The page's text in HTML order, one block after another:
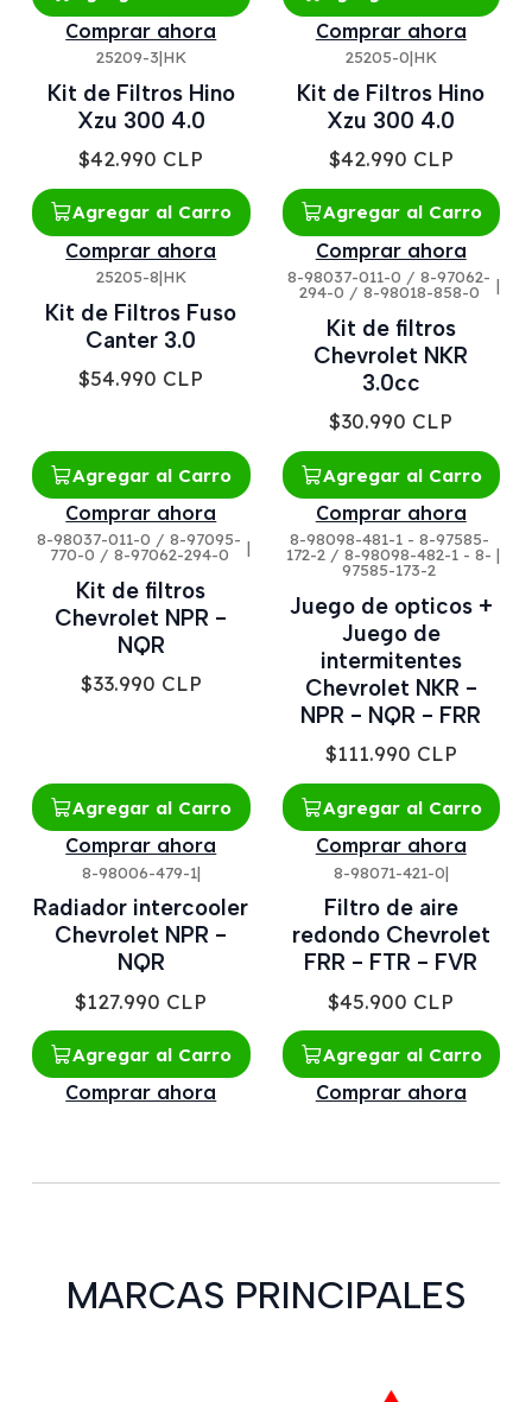
Comprar ahora Comprar ahora
25209-3|HK
Kit de Filtros Hino
Xzu 300 4.0
$42.990 CLP
Agregar al Carro
Comprar ahora
25205-0|HK
Kit de Filtros Hino
Xzu 300 4.0
$42.990 CLP
Agregar al Carro
Comprar ahora
25205-8|HK
Kit de Filtros Fuso
Canter 3.0
$54.990 CLP
Agregar al Carro
Comprar ahora
8-98037-011-0 / 8-97062-
294-0 / 8-98018-858-0 |
Kit de filtros
Chevrolet NKR
3.0cc
$30.990 CLP
Agregar al Carro
Comprar ahora
8-98037-011-0 / 8-97095-
770-0 / 8-97062-294-0 |
Kit de filtros
Chevrolet NPR -
NQR
$33.990 CLP
Agregar al Carro
Comprar ahora
8-98098-481-1 - 8-97585-
172-2 / 8-98098-482-1 - 8-
97585-173-2
|
Juego de opticos +
Juego de
intermitentes
Chevrolet NKR -
NPR - NQR - FRR
$111.990 CLP
Agregar al Carro
Comprar ahora
8-98006-479-1|
Radiador intercooler
Chevrolet NPR -
NQR
$127.990 CLP
Agregar al Carro
Comprar ahora
8-98071-421-0|
Filtro de aire
redondo Chevrolet
FRR - FTR - FVR
$45.900 CLP
Agregar al Carro
Comprar ahora
MARCAS PRINCIPALES